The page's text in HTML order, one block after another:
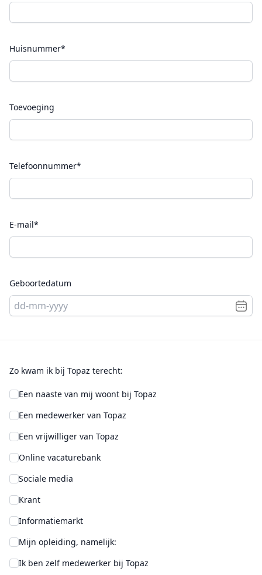
Huisnummer*
Toevoeging
Telefoonnummer*
E-mail*
Geboortedatum
Zo kwam ik bij Topaz terecht:
Een naaste van mij woont bij Topaz
Een medewerker van Topaz
Een vrijwilliger van Topaz
Online vacaturebank
Sociale media
Krant
Informatiemarkt
Mijn opleiding, namelijk:
Ik ben zelf medewerker bij Topaz